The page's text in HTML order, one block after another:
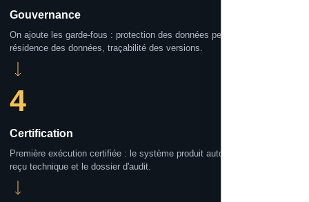
Gouvernance
On ajoute les garde-fous : protection des données personnelles,
résidence des données, traçabilité des versions.
4
Certification
Première exécution certifiée : le système produit automatiquement le
reçu technique et le dossier d'audit.